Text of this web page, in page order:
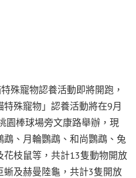
殊寵物認養活動即將開跑，
殊寵物」認養活動將在9月
園棒球場旁文康路舉辦，現
、月輪鸚鵡、和尚鸚鵡、兔
枝鼠等，共計13隻動物開放
及赫曼陸龜，共計3隻開放